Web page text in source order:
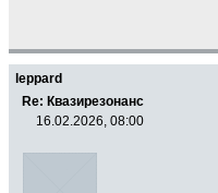
leppard
Re: Квазирезонанс
16.02.2026, 08:00